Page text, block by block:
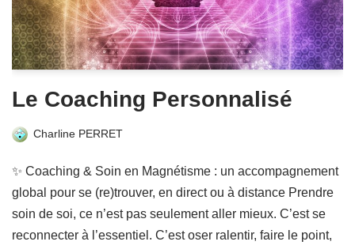
Le Coaching Personnalisé
Charline PERRET
✨ Coaching & Soin en Magnétisme : un accompagnement
global pour se (re)trouver, en direct ou à distance Prendre
soin de soi, ce n’est pas seulement aller mieux. C’est se
reconnecter à l’essentiel. C’est oser ralentir, faire le point,